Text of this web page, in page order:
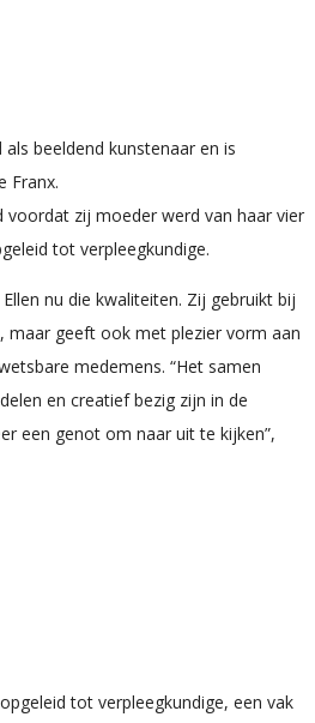
beeldend kunstenaar en is
Franx.
voordat zij moeder werd van haar vier
tot verpleegkundige.
nu die kwaliteiten. Zij gebruikt bij
maar geeft ook met plezier vorm aan
medemens. “Het samen
en creatief bezig zijn in de
een genot om naar uit te kijken”,
tot verpleegkundige, een vak